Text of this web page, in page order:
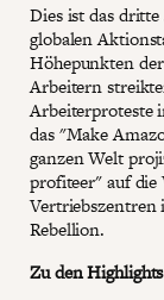
Dies ist das
globalen
Höhepunkten
Arbeitern
Arbeiterproteste
das "Make
ganzen Welt
profiteer" auf die
Rebellion.
Zu den